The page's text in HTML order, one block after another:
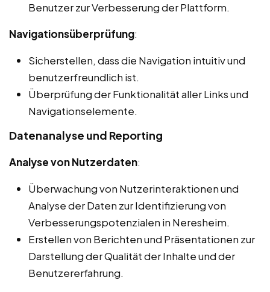
Benutzer zur Verbesserung der Plattform.
Navigationsüberprüfung:
Sicherstellen, dass die Navigation intuitiv und
benutzerfreundlich ist.
Überprüfung der Funktionalität aller Links und
Navigationselemente.
Datenanalyse und Reporting
Analyse von Nutzerdaten:
Überwachung von Nutzerinteraktionen und
Analyse der Daten zur Identifizierung von
Verbesserungspotenzialen in Neresheim.
Erstellen von Berichten und Präsentationen zur
Darstellung der Qualität der Inhalte und der
Benutzererfahrung.